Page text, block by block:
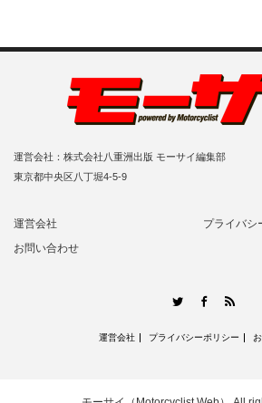
運営会社：株式会社八重洲出版 モーサイ編集部
東京都中央区八丁堀4-5-9
運営会社
プライバシ
お問い合わせ
Twitter
運営会社 プライバシーポリシー